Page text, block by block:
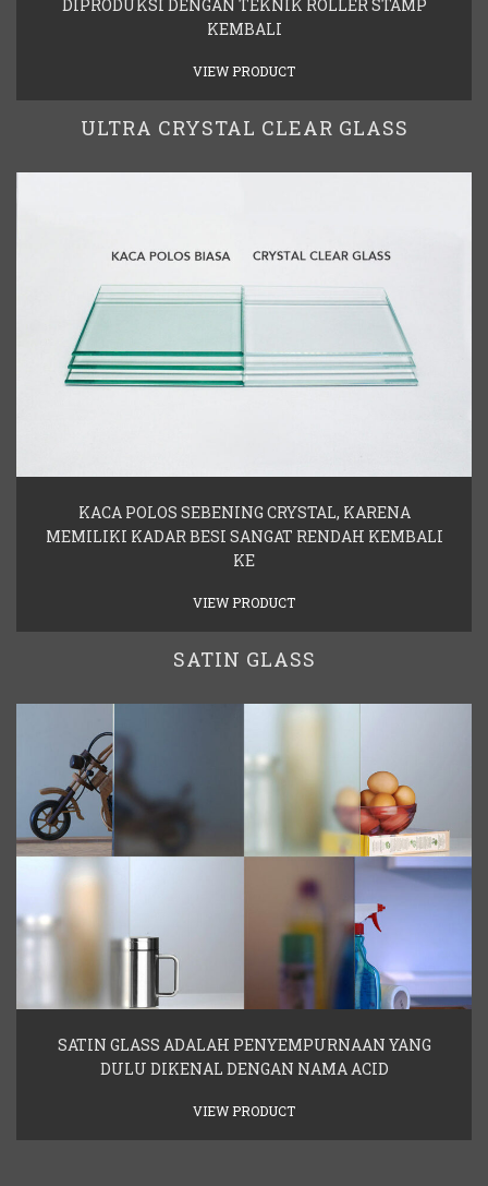
DIPRODUKSI DENGAN TEKNIK ROLLER STAMP
KEMBALI
VIEW PRODUCT
ULTRA CRYSTAL CLEAR GLASS
KACA POLOS SEBENING CRYSTAL, KARENA
MEMILIKI KADAR BESI SANGAT RENDAH KEMBALI
KE
VIEW PRODUCT
SATIN GLASS
SATIN GLASS ADALAH PENYEMPURNAAN YANG
DULU DIKENAL DENGAN NAMA ACID
VIEW PRODUCT